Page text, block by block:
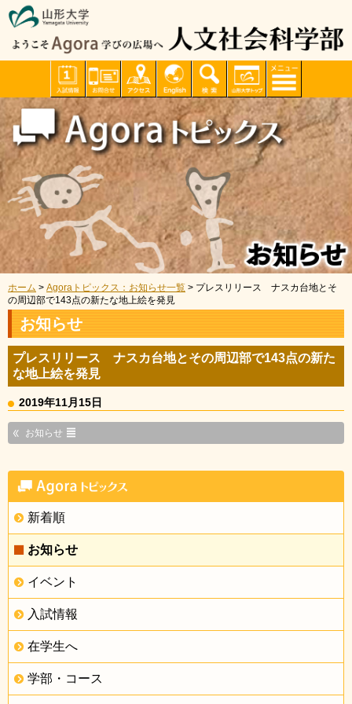
ホーム > Agoraトピックス：お知らせ一覧 > プレスリリース ナスカ台地とそ
の周辺部で143点の新たな地上絵を発見
お知らせ
プレスリリース ナスカ台地とその周辺部で143点の新た
な地上絵を発見
2019年11月15日
お知らせ
新着順
お知らせ
イベント
入試情報
在学生へ
学部・コース